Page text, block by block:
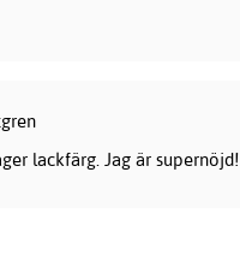
lackfärg. Jag är supernöjd!